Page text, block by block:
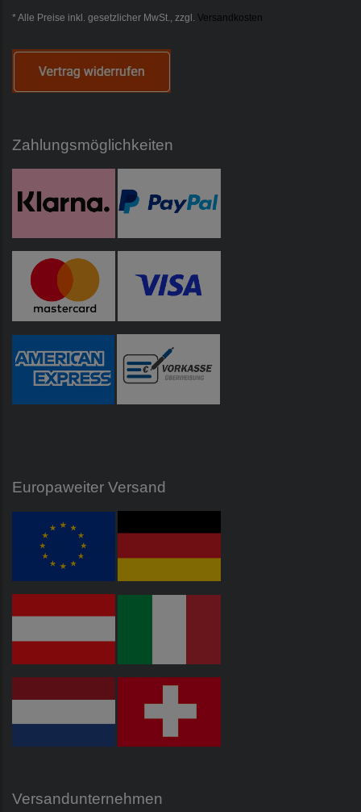
* Alle Preise inkl. gesetzlicher MwSt., zzgl. Versandkosten
Zahlungsmöglichkeiten
Europaweiter Versand
Versandunternehmen